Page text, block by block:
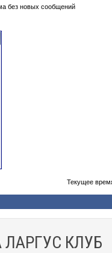
без новых сообщений
Текущее
КЛУБ